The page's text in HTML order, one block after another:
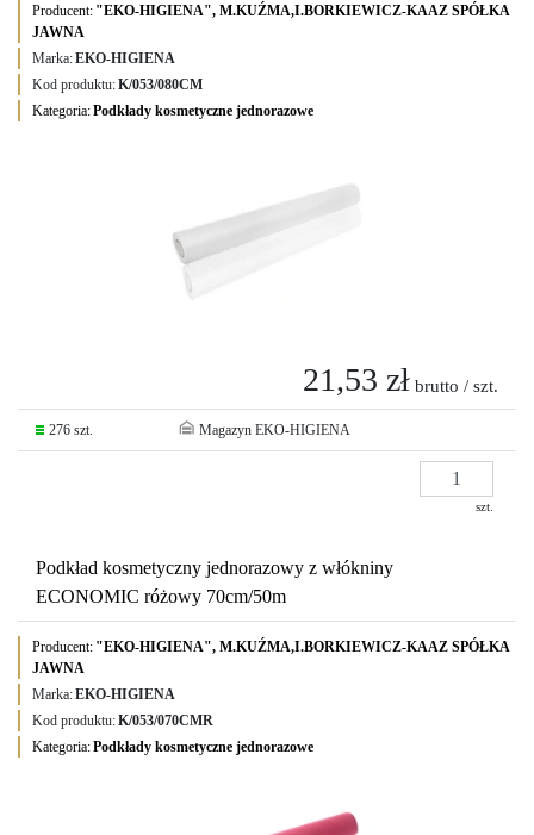
Producent: "EKO-HIGIENA", M.KUŹMA,I.BORKIEWICZ-KAAZ SPÓŁKA
JAWNA
Marka:EKO-HIGIENA
Kod produktu:K/053/080CM
Kategoria:Podkłady kosmetyczne jednorazowe
21,53 zł brutto / szt.
276 szt. Magazyn EKO-HIGIENA
szt.
Podkład kosmetyczny jednorazowy z włókniny
ECONOMIC różowy 70cm/50m
Producent: "EKO-HIGIENA", M.KUŹMA,I.BORKIEWICZ-KAAZ SPÓŁKA
JAWNA
Marka:EKO-HIGIENA
Kod produktu:K/053/070CMR
Kategoria:Podkłady kosmetyczne jednorazowe